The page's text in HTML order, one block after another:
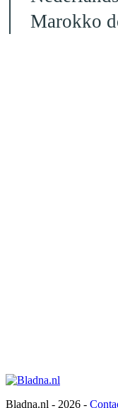
Marokko
Bladna.nl - 2026 -